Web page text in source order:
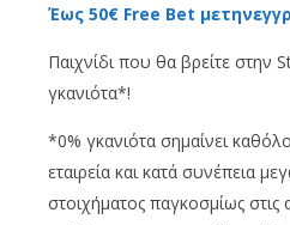
Έως 50€ Free Bet
Παιχνίδι που θα βρείτε στην
γκανιότα*!
*0% γκανιότα σημαίνει
εταιρεία και κατά συνέπεια
στοιχήματος παγκοσμίως